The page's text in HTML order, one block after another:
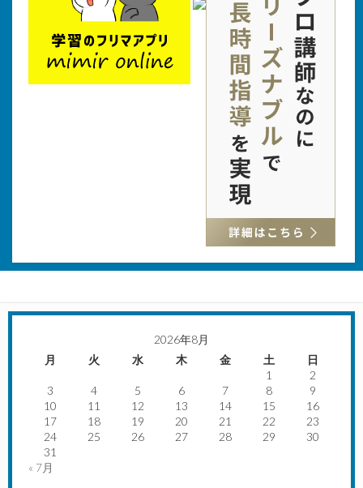
2026年8月
月
火 水 木 金 土
日
1
2
3
4 5 6 7 8
9
10
11 12 13 14 15
16
17
18 19 20 21 22
23
24
25 26 27 28 29
30
31
« 7月